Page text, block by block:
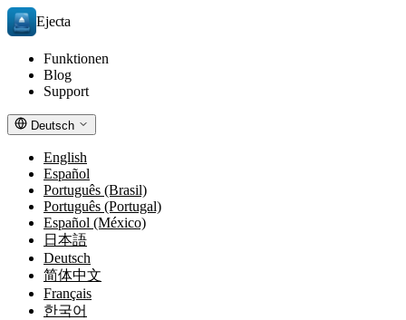
Ejecta
Funktionen
Blog
Support
Deutsch
English
Español
Português (Brasil)
Português (Portugal)
Español (México)
日本語
Deutsch
简体中文
Français
한국어